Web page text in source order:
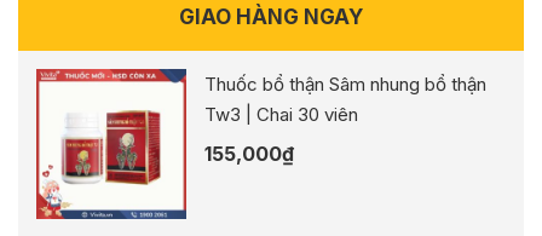
GIAO HÀNG NGAY
Thuốc bổ thận Sâm nhung bổ thận
Tw3 | Chai 30 viên
155,000₫